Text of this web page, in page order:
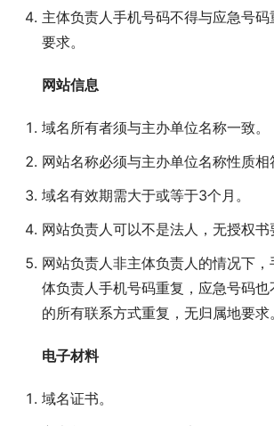
主体负责人手机号码不得与应急号
要求。
网站信息
域名所有者须与主办单位名称一致。
网站名称必须与主办单位名称性质相
域名有效期需大于或等于3个月。
网站负责人可以不是法人，无授权书
网站负责人非主体负责人的情况下
体负责人手机号码重复，应急号码也
的所有联系方式重复，无归属地要求。
电子材料
域名证书。